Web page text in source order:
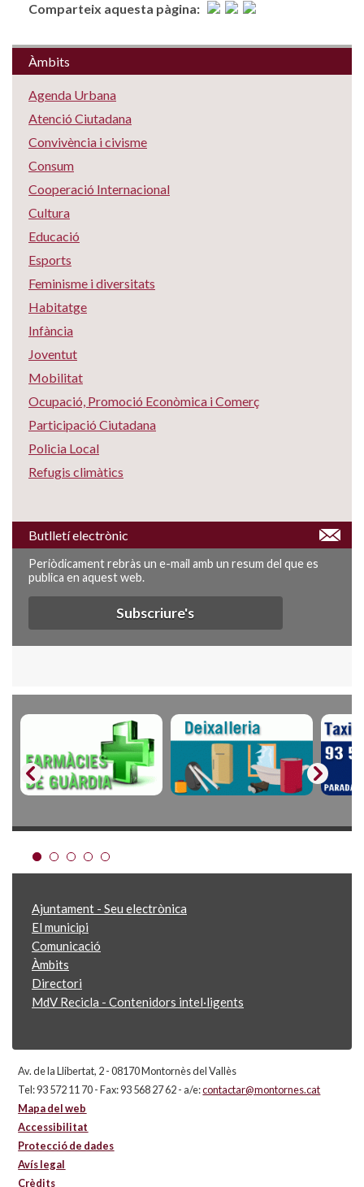
Comparteix aquesta pàgina:
Àmbits
Agenda Urbana
Atenció Ciutadana
Convivència i civisme
Consum
Cooperació Internacional
Cultura
Educació
Esports
Feminisme i diversitats
Habitatge
Infància
Joventut
Mobilitat
Ocupació, Promoció Econòmica i Comerç
Participació Ciutadana
Policia Local
Refugis climàtics
Butlletí electrònic
Periòdicament rebràs un e-mail amb un resum del que es
publica en aquest web.
Subscriure's
Ajuntament - Seu electrònica
El municipi
Comunicació
Àmbits
Directori
MdV Recicla - Contenidors intel·ligents
Av. de la Llibertat, 2 - 08170 Montornès del Vallès
Tel: 93 572 11 70 - Fax: 93 568 27 62 - a/e:contactar@montornes.cat
Mapa del web
Accessibilitat
Protecció de dades
Avís legal
Crèdits